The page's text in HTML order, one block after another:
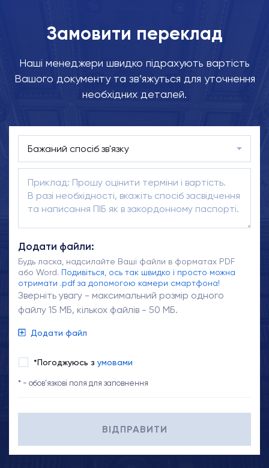
Замовити переклад
Наші менеджери швидко підрахують вартість
Вашого документу та зв’яжуться для уточнення
необхідних деталей.
Додати файли:
Будь ласка, надсилайте Ваші файли в форматах PDF
або Word. Подивіться, ось так швидко і просто можна
отримати .pdf за допомогою камери смартфона!
Зверніть увагу - максимальний розмір одного
файлу 15 МБ, кількох файлів - 50 МБ.
Додати файл
*Погоджуюсь з умовами
* - обов'язкові поля для заповнення
ВІДПРАВИТИ